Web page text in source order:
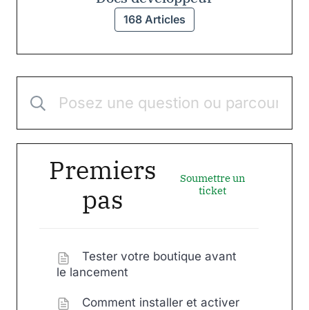
168 Articles
Premiers
pas
Soumettre un
ticket
Tester votre boutique avant
le lancement
Comment installer et activer